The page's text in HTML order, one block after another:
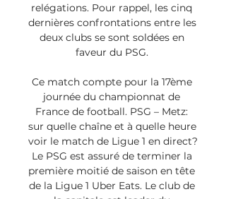
relégations. Pour rappel, les cinq
dernières confrontations entre les
deux clubs se sont soldées en
faveur du PSG.
Ce match compte pour la 17ème
journée du championnat de
France de football. PSG – Metz:
sur quelle chaîne et à quelle heure
voir le match de Ligue 1 en direct?
Le PSG est assuré de terminer la
première moitié de saison en tête
de la Ligue 1 Uber Eats. Le club de